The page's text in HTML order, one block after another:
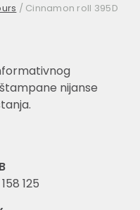
/ Cinnamon roll 395D
nijanse
125